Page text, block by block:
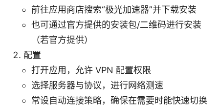
前往应用商店搜索“极光加速器”并下载安装
也可通过官方提供的安装包/二维码进行安装
（若官方提供）
配置
打开应用，允许 VPN 配置权限
选择服务器与协议，进行网络测速
常设自动连接策略，确保在需要时能快速切换